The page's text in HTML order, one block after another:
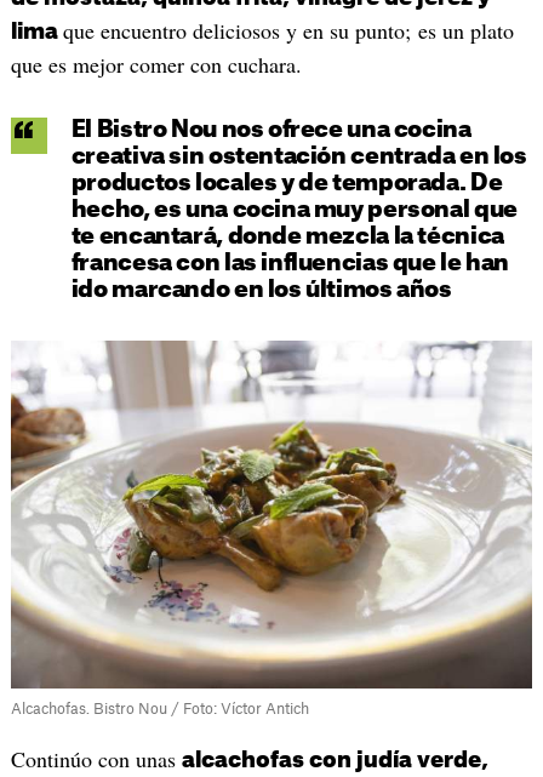
lima que encuentro deliciosos y en su punto; es un plato
que es mejor comer con cuchara.
El Bistro Nou nos ofrece una cocina
creativa sin ostentación centrada en los
productos locales y de temporada. De
hecho, es una cocina muy personal que
te encantará, donde mezcla la técnica
francesa con las influencias que le han
ido marcando en los últimos años
Alcachofas. Bistro Nou / Foto: Víctor Antich
Continúo con unas alcachofas con judía verde,